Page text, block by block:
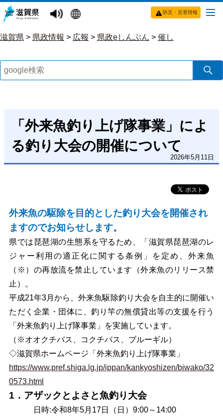
防災・災害情報
滋賀県 > 県政情報 > 広報 > 県政eしんぶん > 催し
「外来魚釣り上げ隊事業」によ
る釣り大会の開催について
2026年5月11日
外来魚の駆除を目的とした釣り大会を開催され
ますのでお知らせします。
県では琵琶湖の生態系を守るため、「滋賀県琵琶湖のレ
ジャー利用の適正化に関する条例」を定め、外来魚
（※）の再放流を禁止しています（外来魚のリリース禁
止）。
平成21年3月から、外来魚駆除釣り大会を自主的に開催い
ただく企業・団体に、釣り竿の無償貸出等の支援を行う
「外来魚釣り上げ隊事業」を実施しています。
（※オオクチバス、コクチバス、ブルーギル）
◇滋賀県ホームページ「外来魚釣り上げ隊事業」
https://www.pref.shiga.lg.jp/ippan/kankyoshizen/biwako/32
0573.html
1．アザックとよさと魚釣り大会
日時:令和8年5月17日（日）9:00～14:00